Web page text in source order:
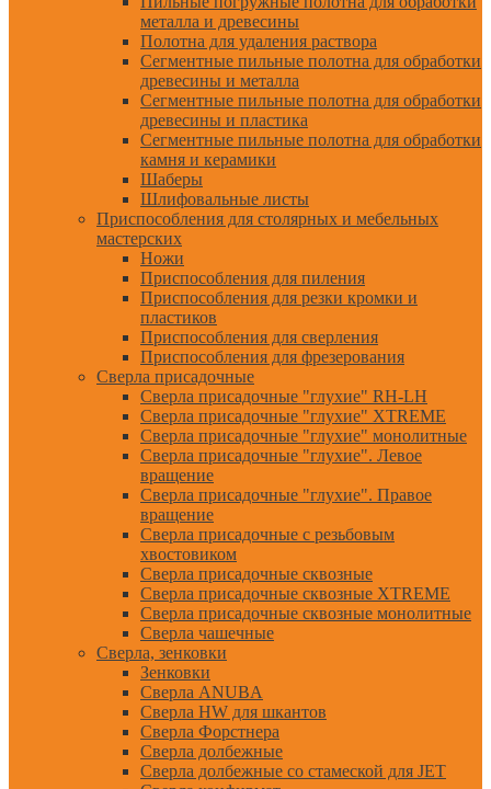
металла и древесины
Полотна для удаления раствора
Сегментные пильные полотна для обработки
древесины и металла
Сегментные пильные полотна для обработки
древесины и пластика
Сегментные пильные полотна для обработки
камня и керамики
Шаберы
Шлифовальные листы
Приспособления для столярных и мебельных
мастерских
Ножи
Приспособления для пиления
Приспособления для резки кромки и
пластиков
Приспособления для сверления
Приспособления для фрезерования
Сверла присадочные
Сверла присадочные "глухие" RH-LH
Сверла присадочные "глухие" XTREME
Сверла присадочные "глухие" монолитные
Сверла присадочные "глухие". Левое
вращение
Сверла присадочные "глухие". Правое
вращение
Сверла присадочные с резьбовым
хвостовиком
Сверла присадочные сквозные
Сверла присадочные сквозные XTREME
Сверла присадочные сквозные монолитные
Сверла чашечные
Сверла, зенковки
Зенковки
Сверла ANUBA
Сверла HW для шкантов
Сверла Форстнера
Сверла долбежные
Сверла долбежные со стамеской для JET